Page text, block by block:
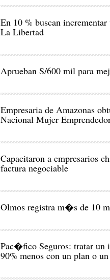
En 10 % buscan
La Libertad
Aprueban S/600 mil para
Empresaria de Amazonas
Capacitaron a empresarios
factura negociable
Olmos registra m�s de 10
Pac�fico Seguros: tratar un
90% menos con un plan o